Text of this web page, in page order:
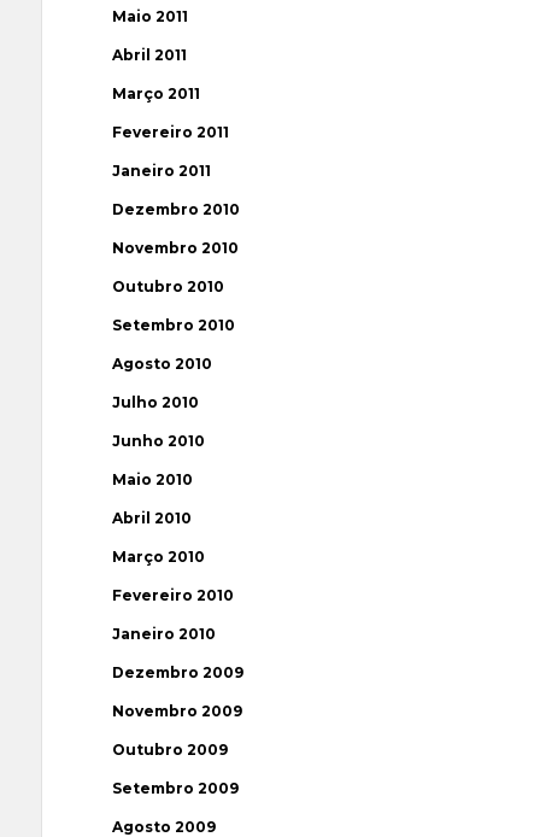
Maio 2011
Abril 2011
Março 2011
Fevereiro 2011
Janeiro 2011
Dezembro 2010
Novembro 2010
Outubro 2010
Setembro 2010
Agosto 2010
Julho 2010
Junho 2010
Maio 2010
Abril 2010
Março 2010
Fevereiro 2010
Janeiro 2010
Dezembro 2009
Novembro 2009
Outubro 2009
Setembro 2009
Agosto 2009